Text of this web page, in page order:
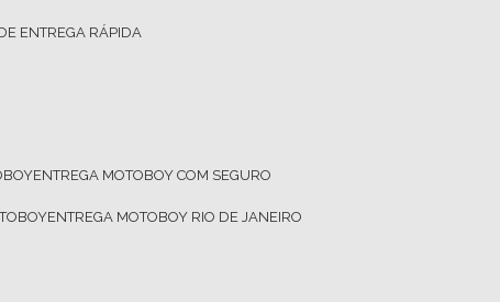
DE ENTREGA RÁPIDA
ENTREGA MOTOBOY COM SEGURO
ENTREGA MOTOBOY RIO DE JANEIRO